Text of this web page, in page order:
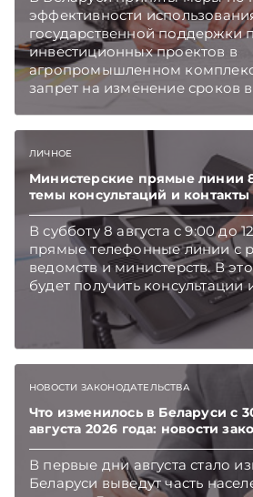
эффективности
государственной поддержки
инвестиционных проектов в
агропромышленном
запрет на изменение сроков
инвестиций в эксплуатацию и
Telegram‑канал и Viber.
Беларуси — раньше, чем в
TelegramViber
ЛИЧНОЕ
Министерские прямые линии
темы консультаций и контакты
В субботу 8 августа с 9:00 до
прямые телефонные линии с
ведомств и министерств. В
будет получить консультации
НОВОСТИ ЗАКОНОДАТЕЛЬСТВА
Что изменилось в Беларуси с
августа 2026 года: новости
В первые дни августа стало
Беларуси выведут часть